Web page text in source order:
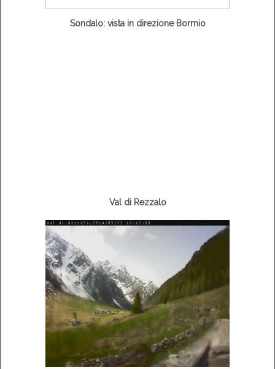
Sondalo: vista in direzione Bormio
Val di Rezzalo